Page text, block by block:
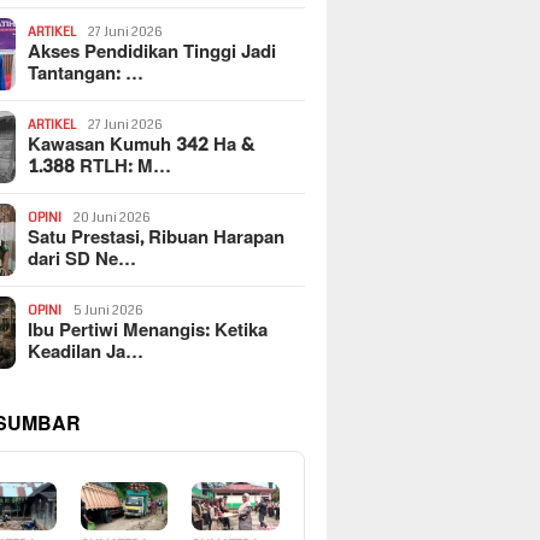
ARTIKEL 27 Juni 2026
Akses Pendidikan Tinggi Jadi
Tantangan: …
ARTIKEL 27 Juni 2026
Kawasan Kumuh 342 Ha &
1.388 RTLH: M…
OPINI 20 Juni 2026
Satu Prestasi, Ribuan Harapan
dari SD Ne…
OPINI 5 Juni 2026
Ibu Pertiwi Menangis: Ketika
Keadilan Ja…